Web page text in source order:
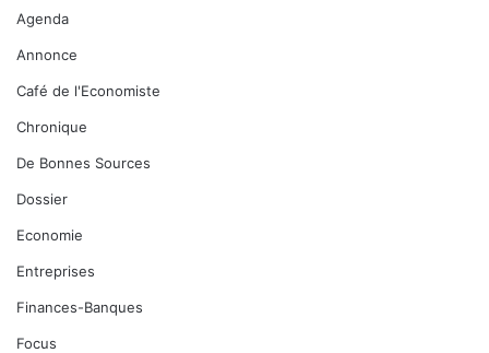
Agenda
Annonce
Café de l'Economiste
Chronique
De Bonnes Sources
Dossier
Economie
Entreprises
Finances-Banques
Focus